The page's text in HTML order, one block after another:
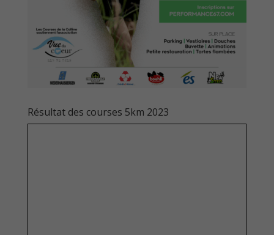
Résultat des courses 5km 2023